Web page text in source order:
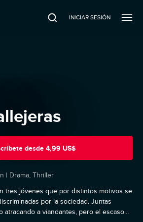
INICIAR SESIÓN
desde 4,99 US$
| Drama, Thriller
tres jóvenes que por distintos motivos se
por la sociedad. Juntas
atracando a viandantes, pero el escaso